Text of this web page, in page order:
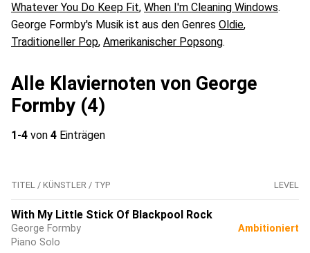
Whatever You Do Keep Fit, When I'm Cleaning Windows.
George Formby's Musik ist aus den Genres Oldie,
Traditioneller Pop, Amerikanischer Popsong.
Alle Klaviernoten von George
Formby (4)
1-4 von 4 Einträgen
TITEL / KÜNSTLER / TYP LEVEL
With My Little Stick Of Blackpool Rock
George Formby
Piano Solo
Ambitioniert